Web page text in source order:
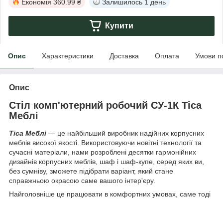
Економія 360.99 ₴ Залишилось 1 день
Купити
Опис Характеристики Доставка Оплата Умови
Опис
Стіл комп'ютерний робочий СУ-1К Тіса
Меблі
Тіса Меблі — це найбільший виробник надійних корпусних
меблів високої якості. Використовуючи новітні технології та
сучасні матеріали, нами розроблені десятки гармонійних
дизайнів корпусних меблів, шаф і шаф-купе, серед яких ви,
без сумніву, зможете підібрати варіант, який стане
справжньою окрасою саме вашого інтер'єру.
Найголовніше це працювати в комфортних умовах, саме тоді